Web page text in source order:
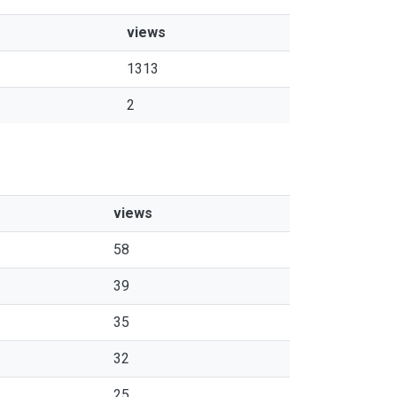
views
1313
2
views
58
39
35
32